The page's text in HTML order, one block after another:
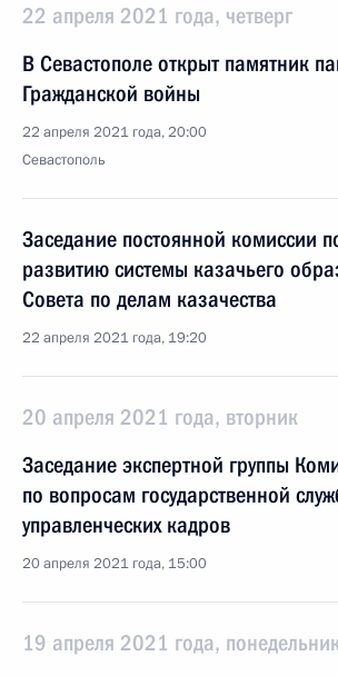
22 апреля 2021 года, четверг
В Севастополе открыт памятник
Гражданской войны
22 апреля 2021 года, 20:00
Севастополь
Заседание постоянной комиссии
развитию системы казачьего
Совета по делам казачества
22 апреля 2021 года, 19:20
20 апреля 2021 года, вторник
Заседание экспертной группы
по вопросам государственной
управленческих кадров
20 апреля 2021 года, 15:00
19 апреля 2021 года,